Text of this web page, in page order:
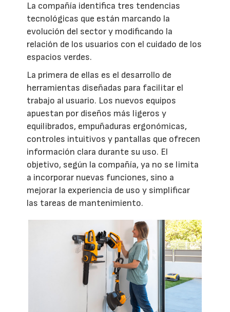
La compañía identifica tres tendencias
tecnológicas que están marcando la
evolución del sector y modificando la
relación de los usuarios con el cuidado de los
espacios verdes.
La primera de ellas es el desarrollo de
herramientas diseñadas para facilitar el
trabajo al usuario. Los nuevos equipos
apuestan por diseños más ligeros y
equilibrados, empuñaduras ergonómicas,
controles intuitivos y pantallas que ofrecen
información clara durante su uso. El
objetivo, según la compañía, ya no se limita
a incorporar nuevas funciones, sino a
mejorar la experiencia de uso y simplificar
las tareas de mantenimiento.